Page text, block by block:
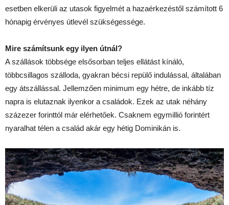
esetben elkerüli az utasok figyelmét a hazaérkezéstől számított 6
hónapig érvényes útlevél szükségessége.
Mire számítsunk egy ilyen útnál?
A szállások többsége elsősorban teljes ellátást kínáló,
többcsillagos szálloda, gyakran bécsi repülő indulással, általában
egy átszállással. Jellemzően minimum egy hétre, de inkább tíz
napra is elutaznak ilyenkor a családok. Ezek az utak néhány
százezer forinttól már elérhetőek. Csaknem egymillió forintért
nyaralhat télen a család akár egy hétig Dominikán is.